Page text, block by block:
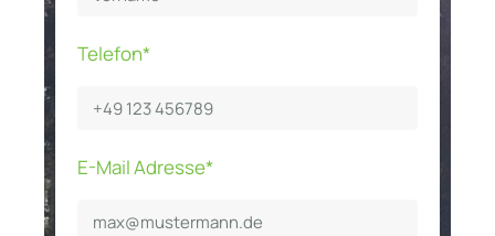
Telefon*
E-Mail Adresse*